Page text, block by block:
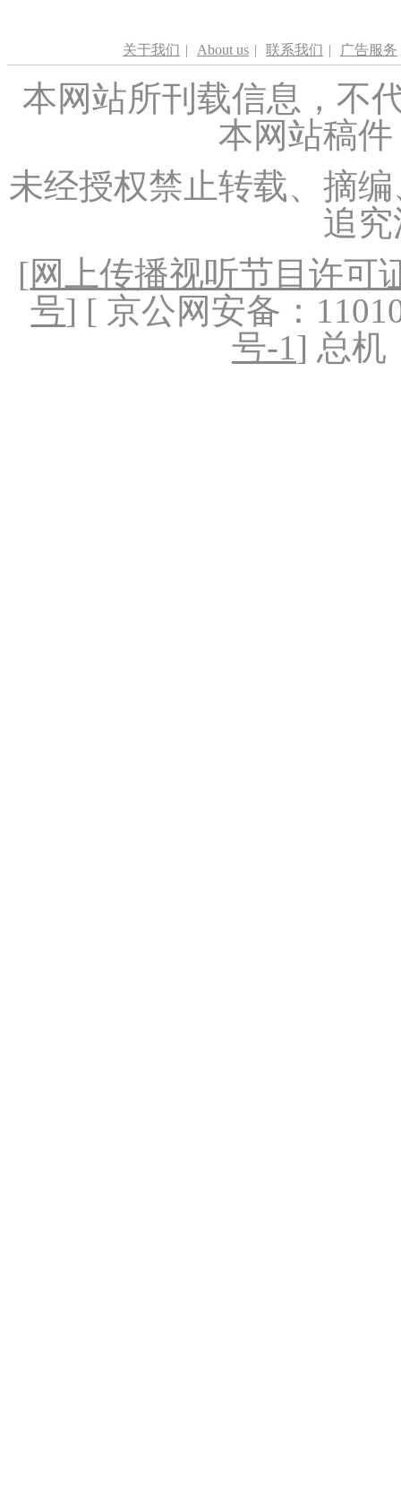
关于我们 | About us | 联系我们 | 广告服务
本网站所刊载信息，不
本网站稿
未经授权禁止转载、摘
追
[网上传播视听节目许可
号] [ 京公网安备：
号-1] 总机